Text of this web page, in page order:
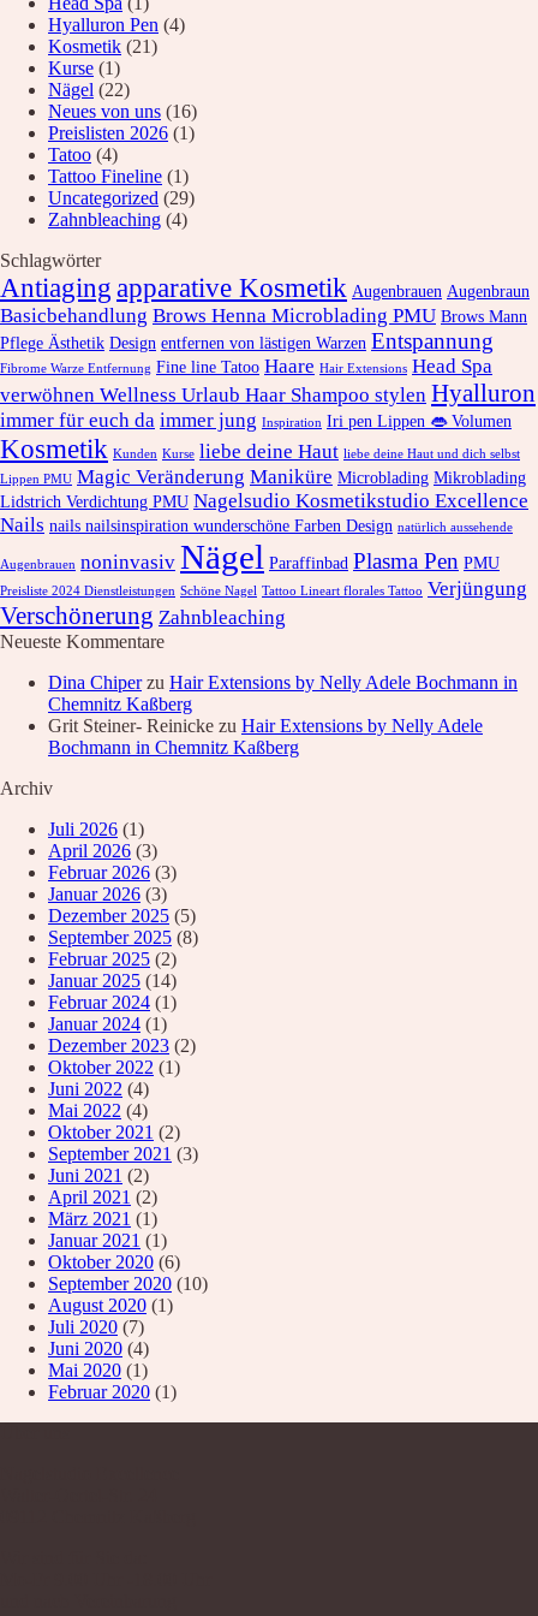
Hyalluron Pen (4)
Kosmetik (21)
Kurse (1)
Nägel (22)
Neues von uns (16)
Preislisten 2026 (1)
Tatoo (4)
Tattoo Fineline (1)
Uncategorized (29)
Zahnbleaching (4)
Schlagwörter
Antiagingapparative Kosmetik Augenbrauen Augenbraun
Basicbehandlung Brows Henna Microblading PMU Brows Mann
Pflege Ästhetik Design entfernen von lästigen Warzen Entspannung
Fibrome Warze Entfernung Fine line Tatoo Haare Hair Extensions Head Spa
verwöhnen Wellness Urlaub Haar Shampoo stylen Hyalluron
immer für euch da immer jung Inspiration Iri pen Lippen 👄 Volumen
Kosmetik Kunden Kurse liebe deine Haut liebe deine Haut und dich selbst
Lippen PMU Magic Veränderung Maniküre Microblading Mikroblading
Lidstrich Verdichtung PMU Nagelsudio Kosmetikstudio Excellence
Nails nails nailsinspiration wunderschöne Farben Design natürlich aussehende
Augenbrauen noninvasiv Nägel Paraffinbad Plasma Pen PMU
Preisliste 2024 Dienstleistungen Schöne Nagel Tattoo Lineart florales Tattoo Verjüngung
Verschönerung Zahnbleaching
Neueste Kommentare
Dina Chiperzu Hair Extensions by Nelly Adele Bochmann in
Chemnitz Kaßberg
Grit Steiner- Reinicke zu Hair Extensions by Nelly Adele
Bochmann in Chemnitz Kaßberg
Archiv
Juli 2026 (1)
April 2026 (3)
Februar 2026 (3)
Januar 2026 (3)
Dezember 2025 (5)
September 2025 (8)
Februar 2025 (2)
Januar 2025 (14)
Februar 2024 (1)
Januar 2024 (1)
Dezember 2023 (2)
Oktober 2022 (1)
Juni 2022 (4)
Mai 2022 (4)
Oktober 2021 (2)
September 2021 (3)
Juni 2021 (2)
April 2021 (2)
März 2021 (1)
Januar 2021 (1)
Oktober 2020 (6)
September 2020 (10)
August 2020 (1)
Juli 2020 (7)
Juni 2020 (4)
Mai 2020 (1)
Februar 2020 (1)